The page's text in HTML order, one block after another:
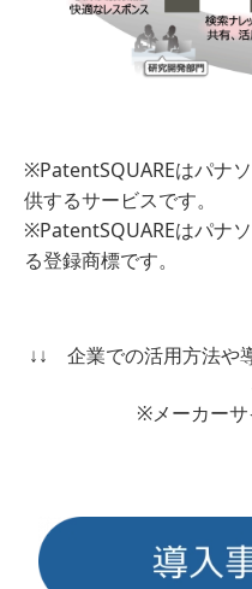
※PatentSQUAREはパナ
供するサービスです。
※PatentSQUAREはパナ
る登録商標です。
↓↓ 企業での活用方法や
※メーカー